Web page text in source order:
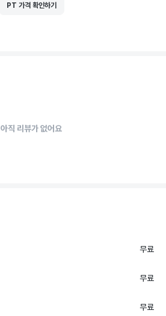
PT 가격 확인하기
아직 리뷰가 없어요
무료
무료
무료